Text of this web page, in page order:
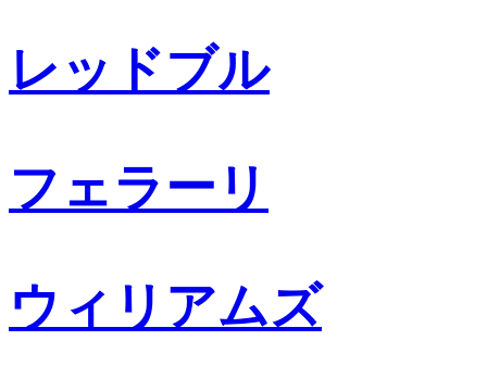
レッドブル
フェラーリ
ウィリアムズ